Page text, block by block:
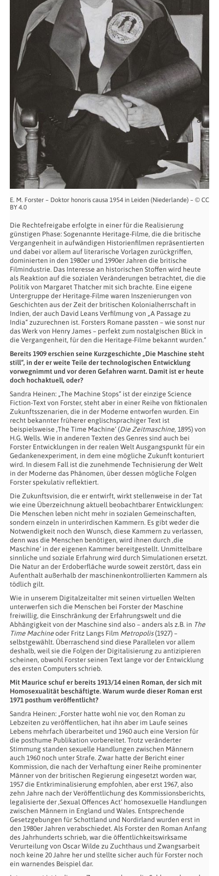
E. M. Forster – Doktor honoris causa 1954 in Leiden (Niederlande) – © CC
BY 4.0
Die Rechtefreigabe erfolgte in einer für die Realisierung
günstigen Phase: Sogenannte Heritage-Filme, die die britische
Vergangenheit in aufwändigen Historienfilmen repräsentierten
und dabei vor allem auf literarische Vorlagen zurückgriffen,
dominierten in den 1980er und 1990er Jahren die britische
Filmindustrie. Das Interesse an historischen Stoffen wird heute
als Reaktion auf die sozialen Veränderungen betrachtet, die die
Politik von Margaret Thatcher mit sich brachte. Eine eigene
Untergruppe der Heritage-Filme waren Inszenierungen von
Geschichten aus der Zeit der britischen Kolonialherrschaft in
Indien, der auch David Leans Verfilmung von „A Passage zu
India“ zuzurechnen ist. Forsters Romane passten – wie sonst nur
das Werk von Henry James – perfekt zum nostalgischen Blick in
die Vergangenheit, für den die Heritage-Filme bekannt wurden.“
Bereits 1909 erschien seine Kurzgeschichte „Die Maschine steht
still“, in der er weite Teile der technologischen Entwicklung
vorwegnimmt und vor deren Gefahren warnt. Damit ist er heute
doch hochaktuell, oder?
Sandra Heinen: „The Machine Stops“ ist der einzige Science
Fiction-Text von Forster, steht aber in einer Reihe von fiktionalen
Zukunftsszenarien, die in der Moderne entworfen wurden. Ein
recht bekannter früherer englischsprachiger Text ist
beispielsweise ‚The Time Machine‘ (Die Zeitmaschine, 1895) von
H.G. Wells. Wie in anderen Texten des Genres sind auch bei
Forster Entwicklungen in der realen Welt Ausgangspunkt für ein
Gedankenexperiment, in dem eine mögliche Zukunft konturiert
wird. In diesem Fall ist die zunehmende Technisierung der Welt
in der Moderne das Phänomen, über dessen mögliche Folgen
Forster spekulativ reflektiert.
Die Zukunftsvision, die er entwirft, wirkt stellenweise in der Tat
wie eine Überzeichnung aktuell beobachtbarer Entwicklungen:
Die Menschen leben nicht mehr in sozialen Gemeinschaften,
sondern einzeln in unterirdischen Kammern. Es gibt weder die
Notwendigkeit noch den Wunsch, diese Kammern zu verlassen,
denn was die Menschen benötigen, wird ihnen durch ‚die
Maschine‘ in der eigenen Kammer bereitgestellt. Unmittelbare
sinnliche und soziale Erfahrung wird durch Simulationen ersetzt.
Die Natur an der Erdoberfläche wurde soweit zerstört, dass ein
Aufenthalt außerhalb der maschinenkontrollierten Kammern als
tödlich gilt.
Wie in unserem Digitalzeitalter mit seinen virtuellen Welten
unterwerfen sich die Menschen bei Forster der Maschine
freiwillig, die Einschränkung der Erfahrungswelt und die
Abhängigkeit von der Maschine sind also – anders als z.B. in The
Time Machineoder Fritz Langs Film Metropolis(1927) –
selbstgewählt. Überraschend sind diese Parallelen vor allem
deshalb, weil sie die Folgen der Digitalisierung zu antizipieren
scheinen, obwohl Forster seinen Text lange vor der Entwicklung
des ersten Computers schrieb.
Mit Maurice schuf er bereits 1913/14 einen Roman, der sich mit
Homosexualität beschäftigte. Warum wurde dieser Roman erst
1971 posthum veröffentlicht?
Sandra Heinen: „Forster hatte wohl nie vor, den Roman zu
Lebzeiten zu veröffentlichen, hat ihn aber im Laufe seines
Lebens mehrfach überarbeitet und 1960 auch eine Version für
die posthume Publikation vorbereitet. Trotz veränderter
Stimmung standen sexuelle Handlungen zwischen Männern
auch 1960 noch unter Strafe. Zwar hatte der Bericht einer
Kommission, die nach der Verhaftung einer Reihe prominenter
Männer von der britischen Regierung eingesetzt worden war,
1957 die Entkriminalisierung empfohlen, aber erst 1967, also
zehn Jahre nach der Veröffentlichung des Kommissionsberichts,
legalisierte der ‚Sexual Offences Act‘ homosexuelle Handlungen
zwischen Männern in England und Wales. Entsprechende
Gesetzgebungen für Schottland und Nordirland wurden erst in
den 1980er Jahren verabschiedet. Als Forster den Roman Anfang
des Jahrhunderts schrieb, war die öffentlichkeitswirksame
Verurteilung von Oscar Wilde zu Zuchthaus und Zwangsarbeit
noch keine 20 Jahre her und stellte sicher auch für Forster noch
ein warnendes Beispiel dar.